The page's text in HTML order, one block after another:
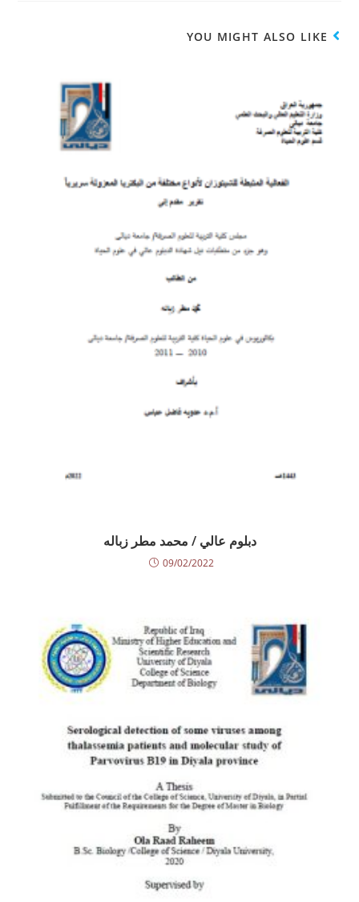
YOU MIGHT ALSO LIKE
دبلوم عالي / محمد مطر زباله
09/02/2022